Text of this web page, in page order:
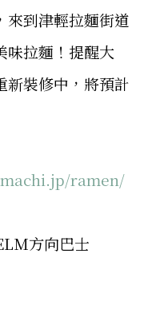
來到津輕拉麵街道
味拉麵！提醒大
新裝修中，將預計
ramen/
方向巴士